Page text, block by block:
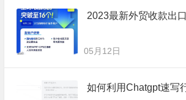
2023最新外贸收款出
05月12日
如何利用Chatgpt速写